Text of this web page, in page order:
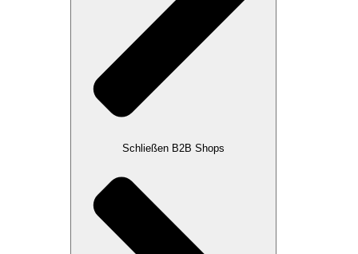
Schließen B2B Shops